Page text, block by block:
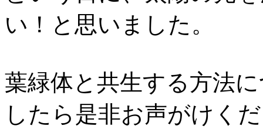
い！と思いました。
葉緑体と共生する方法
したら是非お声がけく